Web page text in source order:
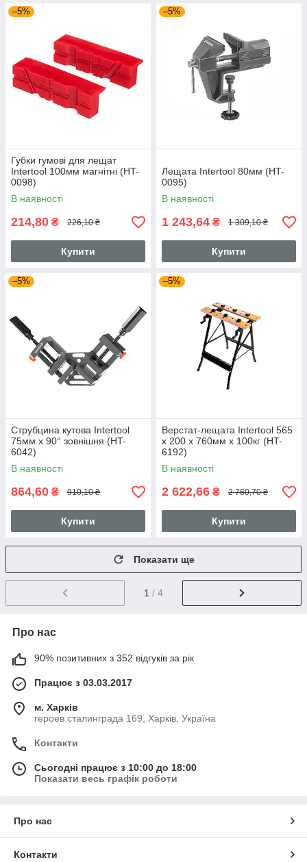
–5%
Губки гумові для лещат
Intertool 100мм магнітні (HT-
0098)
В наявності
214,80 ₴ 226,10 ₴
Купити
–5%
Лещата Intertool 80мм (HT-
0095)
В наявності
1 243,64 ₴ 1 309,10 ₴
Купити
–5%
Струбцина кутова Intertool
75мм x 90° зовнішня (HT-
6042)
В наявності
864,60 ₴ 910,10 ₴
Купити
–5%
Верстат-лещата Intertool 565
x 200 x 760мм x 100кг (HT-
6192)
В наявності
2 622,66 ₴ 2 760,70 ₴
Купити
Показати ще
1 / 4
Про нас
90% позитивних з 352 відгуків за рік
Працює з 03.03.2017
м. Харків
героев сталинграда 169, Харків, Україна
Контакти
Сьогодні працює з 10:00 до 18:00
Показати весь графік роботи
Про нас
Контакти